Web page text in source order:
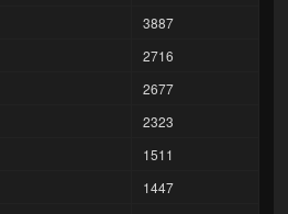
3887
2716
2677
2323
1511
1447